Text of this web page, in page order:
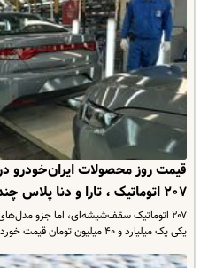
قیمت روز محصولات ایران‌خودرو در
۲۰۷ اتوماتیک ، تارا و دنا پلاس چند ؟
۲۰۷ اتوماتیک سقف‌شیشه‌ای، اما جزو
یکی یک میلیارد و ۴۰ میلیون تومان قیمت خورده و…